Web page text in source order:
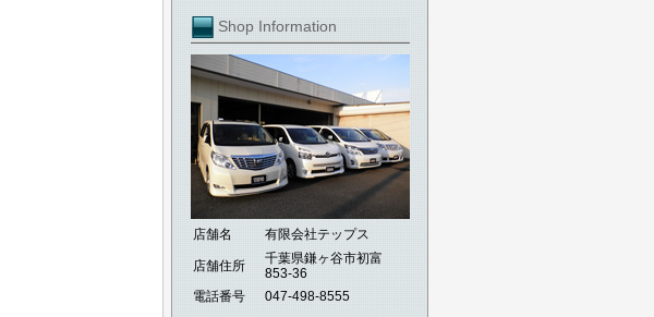
Shop Information
店舗名 有限会社テップス
店舗住所
千葉県鎌ヶ谷市初富
853-36
電話番号
047-498-8555